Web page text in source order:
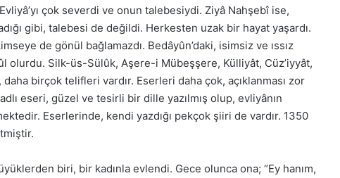
çok severdi ve onun talebesiydi. Ziyâ Nahşebî ise,
gibi, talebesi de değildi. Herkesten uzak bir hayat yaşardı.
de gönül bağlamazdı. Bedâyûn’daki, isimsiz ve ıssız
olurdu. Silk-üs-Sülûk, Aşere-i Mübeşşere, Külliyât, Cüz’iyyât,
birçok telifleri vardır. Eserleri daha çok, açıklanması zor
eseri, güzel ve tesirli bir dille yazılmış olup, evliyânın
Eserlerinde, kendi yazdığı pekçok şiiri de vardır. 1350
biri, bir kadınla evlendi. Gece olunca ona; “Ey hanım,